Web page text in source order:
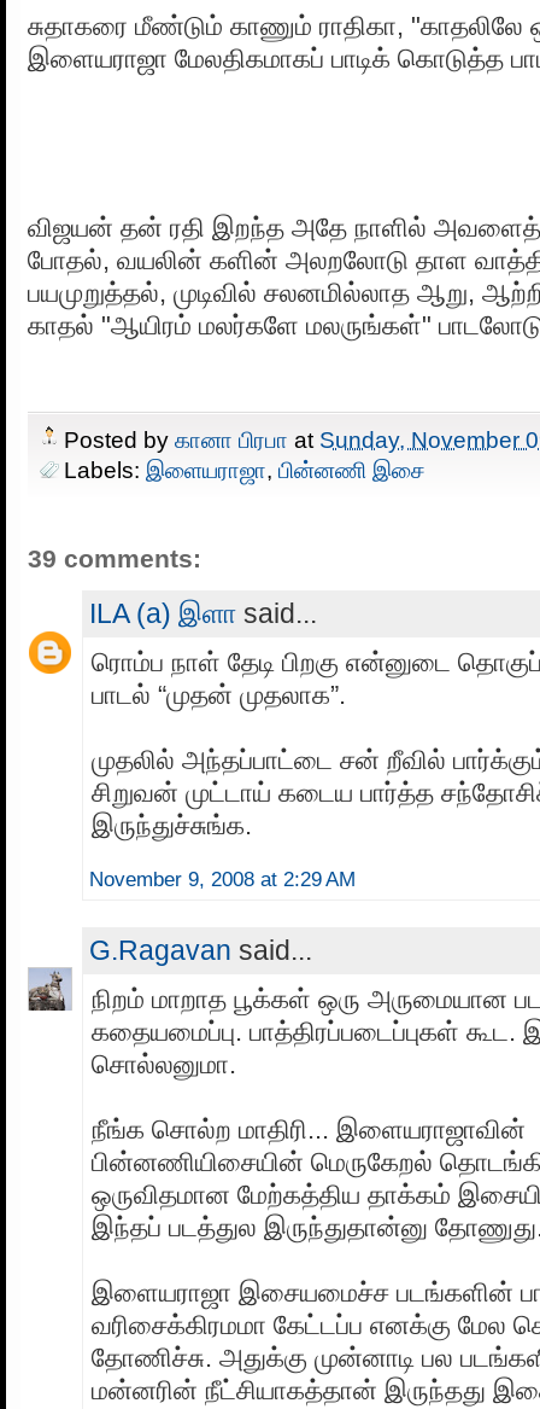
சுதாகரை மீண்டும் காணும் ராதிகா,
இளையராஜா மேலதிகமாகப் பாடிக் கொடுத்த
விஜயன் தன் ரதி இறந்த அதே நாளில் அவளைத்
போதல், வயலின் களின் அலறலோடு தாள
பயமுறுத்தல், முடிவில் சலனமில்லாத ஆறு,
காதல் "ஆயிரம் மலர்களே மலருங்கள்" பாடலோடு
Posted by கானா பிரபா at Sunday, November
Labels: இளையராஜா, பின்னணி இசை
39 comments:
ILA (a) இளா said...
ரொம்ப நாள் தேடி பிறகு என்னுடை
பாடல் “முதன் முதலாக”.
முதலில் அந்தப்பாட்டை சன் றீவில்
சிறுவன் முட்டாய் கடைய பார்த்த
இருந்துச்சுங்க.
November 9, 2008 at 2:29 AM
G.Ragavan said...
நிறம் மாறாத பூக்கள் ஒரு அருமையான
கதையமைப்பு. பாத்திரப்படைப்புகள்
சொல்லனுமா.
நீங்க சொல்ற மாதிரி... இளையராஜாவின்
பின்னணியிசையின் மெருகேறல்
ஒருவிதமான மேற்கத்திய தாக்கம்
இந்தப் படத்துல இருந்துதான்னு
இளையராஜா இசையமைச்ச படங்களின்
வரிசைக்கிரமமா கேட்டப்ப எனக்கு
தோணிச்சு. அதுக்கு முன்னாடி பல
மன்னரின் நீட்சியாகத்தான் இருந்தது